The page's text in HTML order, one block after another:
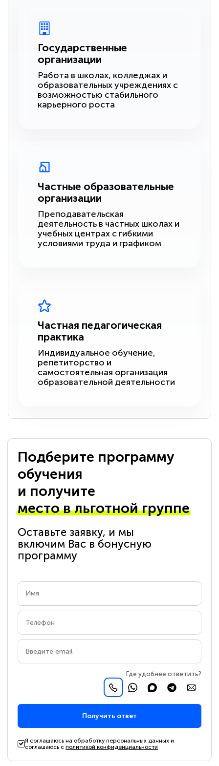
Государственные
организации
Работа в школах, колледжах и
образовательных учреждениях с
возможностью стабильного
карьерного роста
Частные образовательные
организации
Преподавательская
деятельность в частных школах и
учебных центрах с гибкими
условиями труда и графиком
Частная педагогическая
практика
Индивидуальное обучение,
репетиторство и
самостоятельная организация
образовательной деятельности
Подберите программу
обучения
и получите
место в льготной группе
Оставьте заявку, и мы
включим Вас в бонусную
программу
Где удобнее ответить?
Получить ответ
Я соглашаюсь на обработку персональных данных и
соглашаюсь сполитикой конфиденциальности